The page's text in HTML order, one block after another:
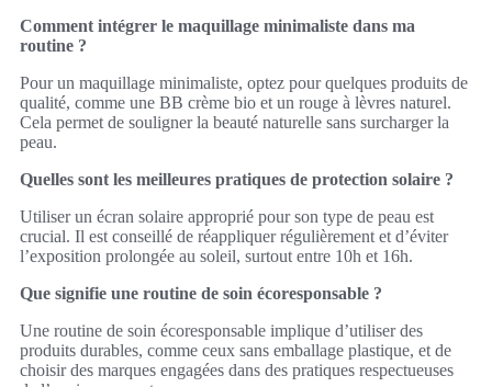
Comment intégrer le maquillage minimaliste dans ma
routine ?
Pour un maquillage minimaliste, optez pour quelques produits de
qualité, comme une BB crème bio et un rouge à lèvres naturel.
Cela permet de souligner la beauté naturelle sans surcharger la
peau.
Quelles sont les meilleures pratiques de protection solaire ?
Utiliser un écran solaire approprié pour son type de peau est
crucial. Il est conseillé de réappliquer régulièrement et d’éviter
l’exposition prolongée au soleil, surtout entre 10h et 16h.
Que signifie une routine de soin écoresponsable ?
Une routine de soin écoresponsable implique d’utiliser des
produits durables, comme ceux sans emballage plastique, et de
choisir des marques engagées dans des pratiques respectueuses